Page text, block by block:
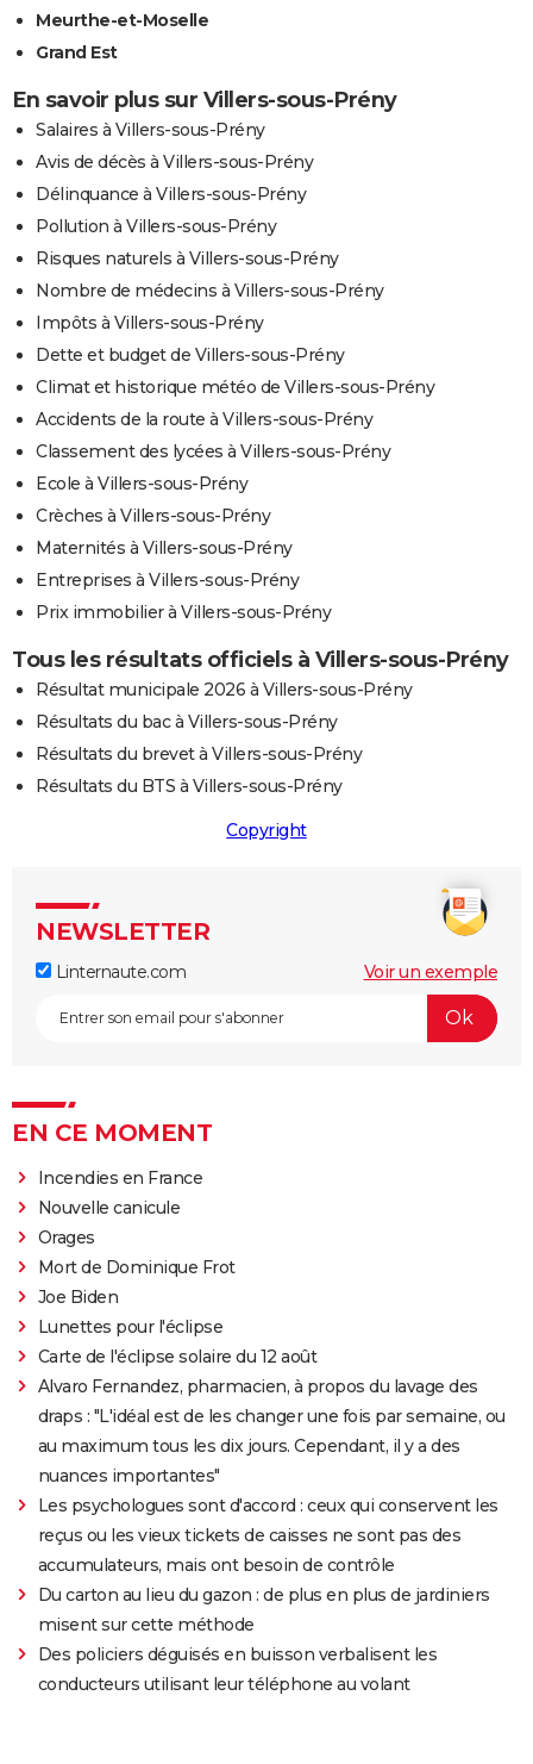
Meurthe-et-Moselle
Grand Est
En savoir plus sur Villers-sous-Prény
Salaires à Villers-sous-Prény
Avis de décès à Villers-sous-Prény
Délinquance à Villers-sous-Prény
Pollution à Villers-sous-Prény
Risques naturels à Villers-sous-Prény
Nombre de médecins à Villers-sous-Prény
Impôts à Villers-sous-Prény
Dette et budget de Villers-sous-Prény
Climat et historique météo de Villers-sous-Prény
Accidents de la route à Villers-sous-Prény
Classement des lycées à Villers-sous-Prény
Ecole à Villers-sous-Prény
Crèches à Villers-sous-Prény
Maternités à Villers-sous-Prény
Entreprises à Villers-sous-Prény
Prix immobilier à Villers-sous-Prény
Tous les résultats officiels à Villers-sous-Prény
Résultat municipale 2026 à Villers-sous-Prény
Résultats du bac à Villers-sous-Prény
Résultats du brevet à Villers-sous-Prény
Résultats du BTS à Villers-sous-Prény
Copyright
NEWSLETTER
Linternaute.com Voir un exemple
EN CE MOMENT
Incendies en France
Nouvelle canicule
Orages
Mort de Dominique Frot
Joe Biden
Lunettes pour l'éclipse
Carte de l'éclipse solaire du 12 août
Alvaro Fernandez, pharmacien, à propos du lavage des
draps : "L'idéal est de les changer une fois par semaine, ou
au maximum tous les dix jours. Cependant, il y a des
nuances importantes"
Les psychologues sont d'accord : ceux qui conservent les
reçus ou les vieux tickets de caisses ne sont pas des
accumulateurs, mais ont besoin de contrôle
Du carton au lieu du gazon : de plus en plus de jardiniers
misent sur cette méthode
Des policiers déguisés en buisson verbalisent les
conducteurs utilisant leur téléphone au volant